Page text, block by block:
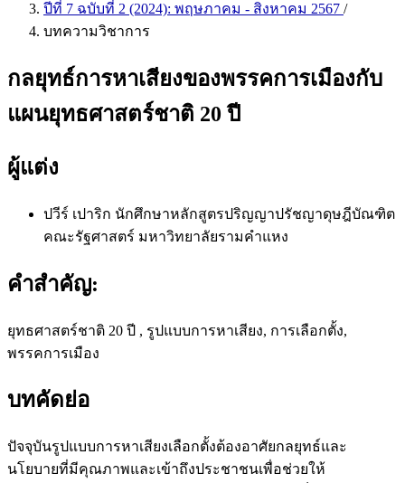
ปีที่ 7 ฉบับที่ 2 (2024): พฤษภาคม - สิงหาคม 2567 /
บทความวิชาการ
กลยุทธ์การหาเสียงของพรรคการเมืองกับ
แผนยุทธศาสตร์ชาติ 20 ปี
ผู้แต่ง
ปวีร์ เปาริก นักศึกษาหลักสูตรปริญญาปรัชญาดุษฎีบัณฑิต
คณะรัฐศาสตร์ มหาวิทยาลัยรามคำแหง
คำสำคัญ:
ยุทธศาสตร์ชาติ 20 ปี , รูปแบบการหาเสียง, การเลือกตั้ง,
พรรคการเมือง
บทคัดย่อ
ปัจจุบันรูปแบบการหาเสียงเลือกตั้งต้องอาศัยกลยุทธ์และ
นโยบายที่มีคุณภาพและเข้าถึงประชาชนเพื่อช่วยให้